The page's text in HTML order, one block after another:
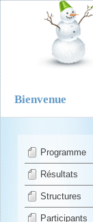
Bienvenue
Programme
Résultats
Structures
Participants